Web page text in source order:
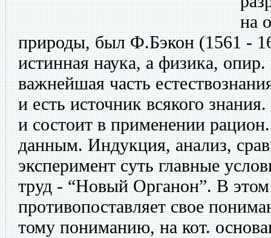
на
природы, был Ф.Бэкон (1561 -
истинная наука, а физика,
важнейшая часть
и есть источник всякого
и состоит в применении
данным. Индукция, анализ,
эксперимент суть главные
труд - “Новый Органон”. В этом
противопоставляет свое
тому пониманию, на кот.